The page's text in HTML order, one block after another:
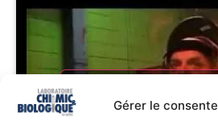
Gérer le
marketing et activer ce